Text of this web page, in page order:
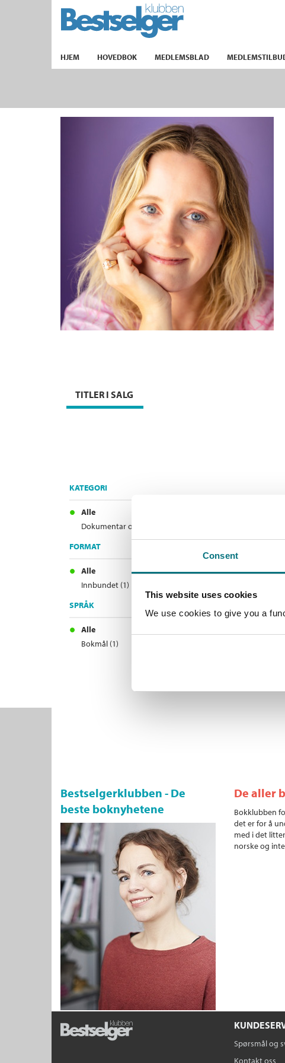
Consent
This website uses cookies
We use cookies to give you a
TIL FORSIDEN
HJEM HOVEDBOK MEDLEMSBLAD
TITLER I SALG
KATEGORI
Alle
Dokumentar og fakta (1)
FORMAT
Alle
Innbundet (1)
SPRÅK
Alle
Bokmål (1)
Bestselgerklubben - De
beste boknyhetene
De aller
Bokklubben
det er for å
med i det
norske og
Spørsmål og
Kontakt oss